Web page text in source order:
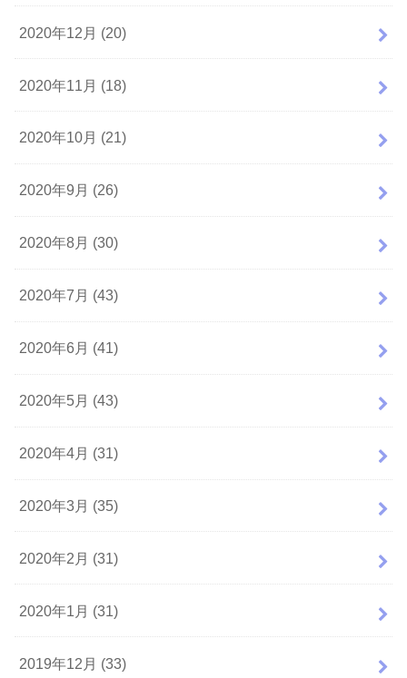
2020年12月 (20)
2020年11月 (18)
2020年10月 (21)
2020年9月 (26)
2020年8月 (30)
2020年7月 (43)
2020年6月 (41)
2020年5月 (43)
2020年4月 (31)
2020年3月 (35)
2020年2月 (31)
2020年1月 (31)
2019年12月 (33)